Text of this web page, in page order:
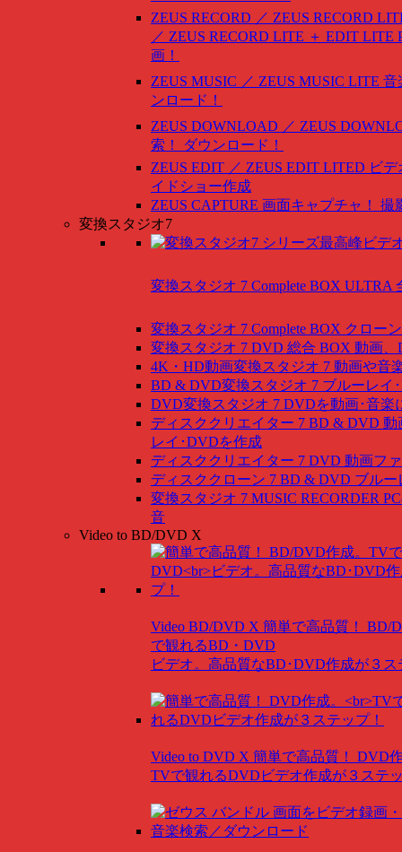
ZEUS RECORD ／ ZEUS RECORD
／ ZEUS RECORD LITE ＋ EDIT LITE
画！
ZEUS MUSIC ／ ZEUS MUSIC LITE 音
ンロード！
ZEUS DOWNLOAD ／ ZEUS
索！ ダウンロード！
ZEUS EDIT ／ ZEUS EDIT LITED ビ
イドショー作成
ZEUS CAPTURE 画面キャプチャ！ 撮
変換スタジオ7
変換スタジオ 7 Complete BOX ULTRA
変換スタジオ 7 Complete BOX クロー
変換スタジオ 7 DVD 総合 BOX 動画、
4K・HD動画変換スタジオ 7 動画や音
BD & DVD変換スタジオ 7 ブルーレイ
DVD変換スタジオ 7 DVDを動画･音楽
ディスククリエイター 7 BD & DVD 動
レイ･DVDを作成
ディスククリエイター 7 DVD 動画フ
ディスククローン 7 BD & DVD ブルー
変換スタジオ 7 MUSIC RECORDER
音
Video to BD/DVD X
Video BD/DVD X 簡単で高品質！ BD/
で観れるBD・DVD
ビデオ。高品質なBD･DVD作成が３ス
Video to DVD X 簡単で高品質！ DVD
TVで観れるDVDビデオ作成が３ステ